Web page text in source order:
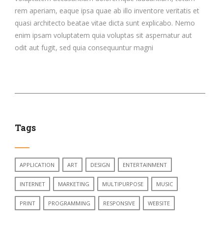
rem aperiam, eaque ipsa quae ab illo inventore veritatis et
quasi architecto beatae vitae dicta sunt explicabo. Nemo
enim ipsam voluptatem quia voluptas sit aspernatur aut
odit aut fugit, sed quia consequuntur magni
Tags
APPLICATION ART DESIGN ENTERTAINMENT
INTERNET MARKETING MULTIPURPOSE MUSIC
PRINT PROGRAMMING RESPONSIVE WEBSITE